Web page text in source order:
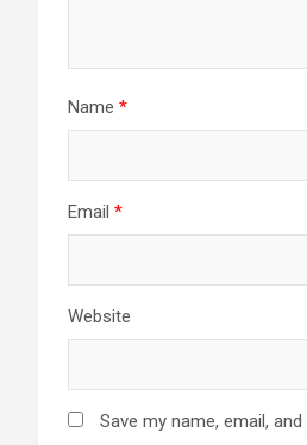
Name *
Email *
Website
Save my name, email,